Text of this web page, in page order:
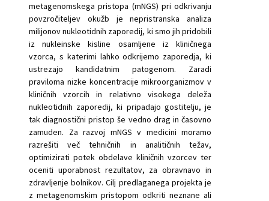
metagenomskega pristopa (mNGS) pri odkrivanju
povzročiteljev okužb je nepristranska analiza
milijonov nukleotidnih zaporedij, ki smo jih pridobili
iz nukleinske kisline osamljene iz kliničnega
vzorca, s katerimi lahko odkrijemo zaporedja, ki
ustrezajo kandidatnim patogenom. Zaradi
praviloma nizke koncentracije mikroorganizmov v
kliničnih vzorcih in relativno visokega deleža
nukleotidnih zaporedij, ki pripadajo gostitelju, je
tak diagnostični pristop še vedno drag in časovno
zamuden. Za razvoj mNGS v medicini moramo
razrešiti več tehničnih in analitičnih težav,
optimizirati potek obdelave kliničnih vzorcev ter
oceniti uporabnost rezultatov, za obravnavo in
zdravljenje bolnikov. Cilj predlaganega projekta je
z metagenomskim pristopom odkriti neznane ali